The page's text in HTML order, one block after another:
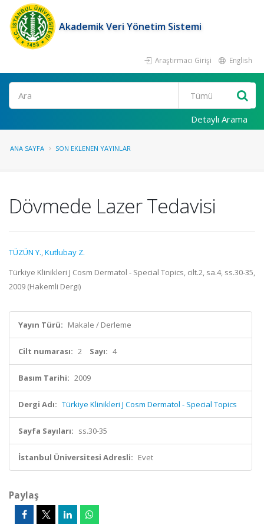
Akademik Veri Yönetim Sistemi
Araştırmacı Girişi English
Ara
Detaylı Arama
ANA SAYFA SON EKLENEN YAYINLAR
Dövmede Lazer Tedavisi
TÜZÜN Y.,Kutlubay Z.
Türkiye Klinikleri J Cosm Dermatol - Special Topics, cilt.2, sa.4, ss.30-35,
2009 (Hakemli Dergi)
Yayın Türü: Makale / Derleme
Cilt numarası: 2 Sayı: 4
Basım Tarihi: 2009
Dergi Adı: Türkiye Klinikleri J Cosm Dermatol - Special Topics
Sayfa Sayıları: ss.30-35
İstanbul Üniversitesi Adresli: Evet
Paylaş